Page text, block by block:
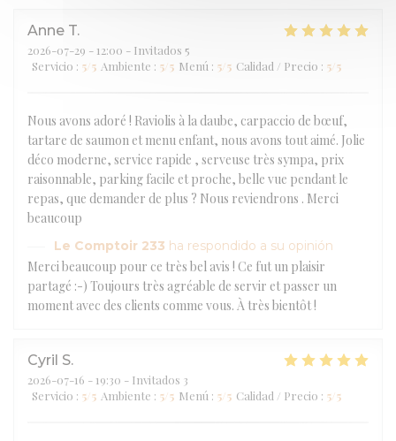
Anne T
2026-07-29 - 12:00 - Invitados 5
Servicio : 5/5 Ambiente : 5/5 Menú : 5/5 Calidad / Precio : 5/5
Nous avons adoré ! Raviolis à la daube, carpaccio de bœuf,
tartare de saumon et menu enfant, nous avons tout aimé. Jolie
déco moderne, service rapide , serveuse très sympa, prix
raisonnable, parking facile et proche, belle vue pendant le
repas, que demander de plus ? Nous reviendrons . Merci
beaucoup
Le Comptoir 233 ha respondido a su opinión
Merci beaucoup pour ce très bel avis ! Ce fut un plaisir
partagé :-) Toujours très agréable de servir et passer un
moment avec des clients comme vous. À très bientôt !
Cyril S
2026-07-16 - 19:30 - Invitados 3
Servicio : 5/5 Ambiente : 5/5 Menú : 5/5 Calidad / Precio : 5/5